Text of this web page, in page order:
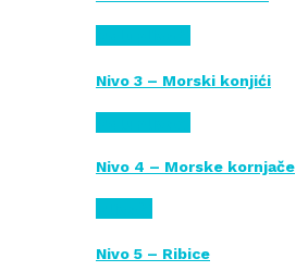
Nivo 3 – Morski konjići
Nivo 4 – Morske kornjače
Nivo 5 – Ribice